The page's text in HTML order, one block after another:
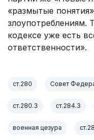
«размытые
злоупотреблениям.
кодексе уже есть
ответственности».
ст.280 Совет
ст.280.3 ст.284.3
военная цезура